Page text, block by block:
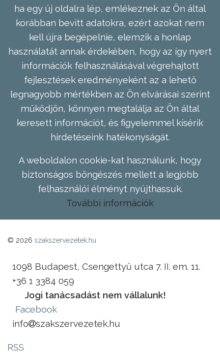
ha egy új oldalra lép, emlékeznek az Ön által
korábban bevitt adatokra, ezért azokat nem
kell újra begépelnie, elemzik a honlap
használatát annak érdekében, hogy az így nyert
információk felhasználásával végrehajtott
fejlesztések eredményeként az a lehető
legnagyobb mértékben az Ön elvárásai szerint
működjön, könnyen megtalálja az Ön által
keresett információt, és figyelemmel kísérik
hirdetéseink hatékonyságát.
A weboldalon cookie-kat használunk, hogy
biztonságos böngészés mellett a legjobb
felhasználói élményt nyújthassuk.
További információk
© 2026 szakszervezetek.hu
1098 Budapest, Csengettyű utca 7. II. em. 11.
+36 1 3384 059
Jogi tanácsadást nem vállalunk!
Facebook
info
szakszervezetek.hu
RSS